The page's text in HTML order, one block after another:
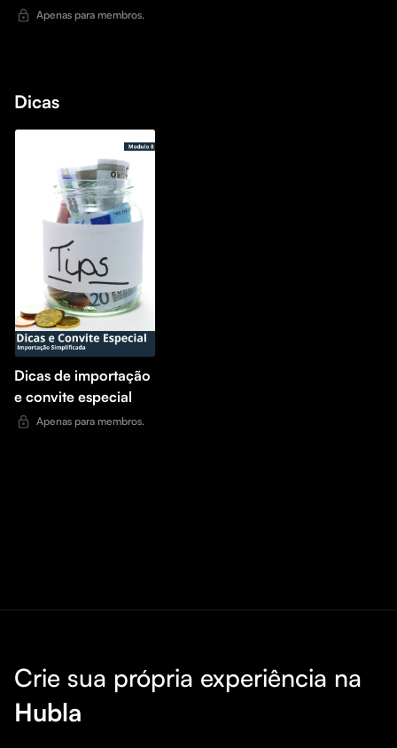
Apenas para membros.
Dicas
Dicas de importação
e convite especial
Apenas para membros.
Crie sua própria experiência na
Hubla